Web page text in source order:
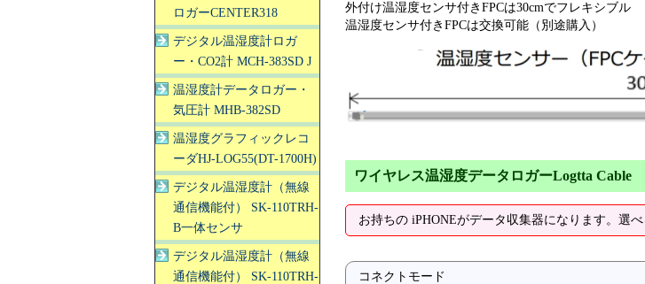
外付け温湿度センサ付きFPCは30cmでフレキシブル
温湿度センサ付きFPCは交換可能（別途購入）
ワイヤレス温湿度データロガーLogtta Cable
お持ちの iPHONEがデータ収集器になります。選
コネクトモード
ロガーCENTER318
デジタル温湿度計ロガ
ー・CO2計 MCH-383SD J
温湿度計データロガー・
気圧計 MHB-382SD
温湿度グラフィックレコ
ーダHJ-LOG55(DT-1700H)
デジタル温湿度計（無線
通信機能付） SK-110TRH-
B一体センサ
デジタル温湿度計（無線
通信機能付） SK-110TRH-